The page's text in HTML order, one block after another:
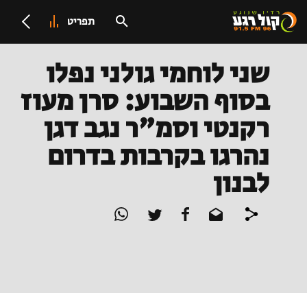
תפריט
שני לוחמי גולני נפלו
בסוף השבוע: סרן מעוז
רקנטי וסמ"ר נגב דגן
נהרגו בקרבות בדרום
לבנון